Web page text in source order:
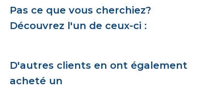
Pas ce que vous cherchiez?
Découvrez l'un de ceux-ci :
D'autres clients en ont également
acheté un